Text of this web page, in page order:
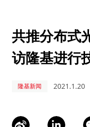
共推分布式
访隆基进行
隆基新闻 2021.1.20